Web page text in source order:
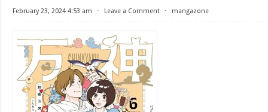
February 23, 2024 4:53 am ⋅ Leave a Comment ⋅ mangazone